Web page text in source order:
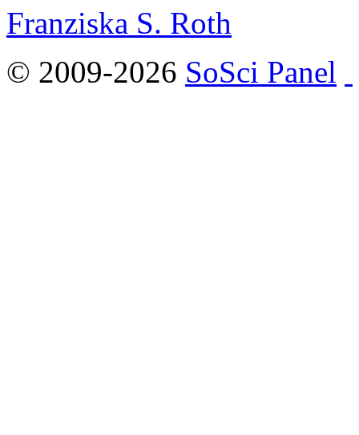
Franziska S. Roth
© 2009-2026 SoSci Panel